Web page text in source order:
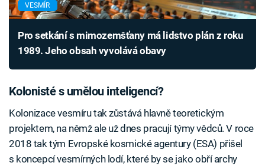
VESMÍR
Pro setkání s mimozemšťany má lidstvo plán z roku
1989. Jeho obsah vyvolává obavy
Kolonisté s umělou inteligencí?
Kolonizace vesmíru tak zůstává hlavně teoretickým
projektem, na němž ale už dnes pracují týmy vědců. V roce
2018 tak tým Evropské kosmické agentury (ESA) přišel
s koncepcí vesmírných lodí, které by se jako obří archy